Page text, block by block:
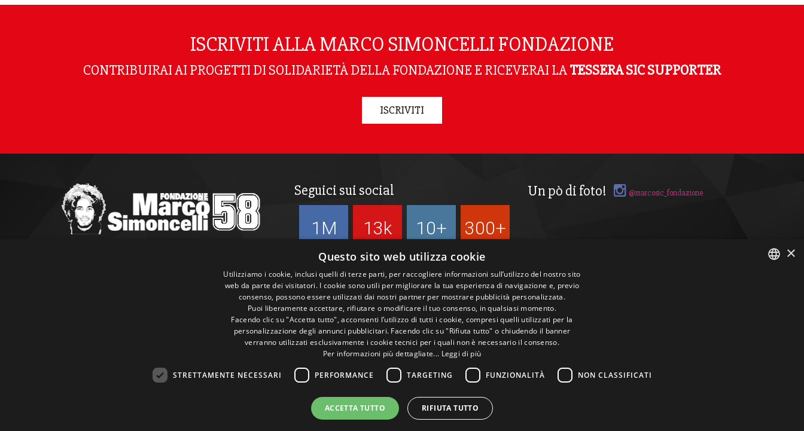
ISCRIVITI ALLA MARCO SIMONCELLI FONDAZIONE
CONTRIBUIRAI AI PROGETTI DI SOLIDARIETÀ DELLA FONDAZIONE E RICEVERAI LATESSERA SIC SUPPORTER
ISCRIVITI
info@marcosimoncellifondazione.it
Seguici sui social
1M 13k 10+ 300+
Un pò di foto! @marcosic_fondazione
×
Questo sito web utilizza cookie
Utilizziamo i cookie, inclusi quelli di terze parti, per raccogliere informazioni sull’utilizzo del nostro sito
web da parte dei visitatori. I cookie sono utili per migliorare la tua esperienza di navigazione e, previo
consenso, possono essere utilizzati dai nostri partner per mostrare pubblicità personalizzata.
Puoi liberamente accettare, rifiutare o modificare il tuo consenso, in qualsiasi momento.
Facendo clic su "Accetta tutto", acconsenti l’utilizzo di tutti i cookie, compresi quelli utilizzati per la
personalizzazione degli annunci pubblicitari. Facendo clic su "Rifiuta tutto" o chiudendo il banner
verranno utilizzati esclusivamente i cookie tecnici per i quali non è necessario il consenso.
Per informazioni più dettagliate... Leggi di più
STRETTAMENTE NECESSARI PERFORMANCE TARGETING FUNZIONALITÀ NON CLASSIFICATI
ACCETTA TUTTO RIFIUTA TUTTO